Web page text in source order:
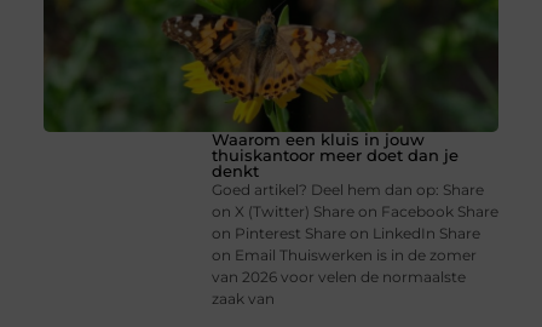
Waarom een kluis in jouw
thuiskantoor meer doet dan je
denkt
Goed artikel? Deel hem dan op: Share
on X (Twitter) Share on Facebook Share
on Pinterest Share on LinkedIn Share
on Email Thuiswerken is in de zomer
van 2026 voor velen de normaalste
zaak van